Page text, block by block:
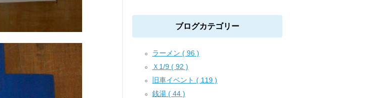
ブログカテゴリー
ラーメン ( 96 )
Ｘ1/9 ( 92 )
旧車イベント ( 119 )
銭湯 ( 44 )